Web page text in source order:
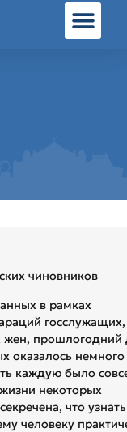
чиновников
в рамках
госслужащих,
жен, прошлогодний
оказалось
каждую было
некоторых
что
человеку